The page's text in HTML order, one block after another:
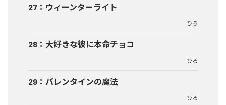
27 ： ウィーンターライト
ひろ
28 ： 大好きな彼に本命チョコ
ひろ
29 ： バレンタインの魔法
ひろ